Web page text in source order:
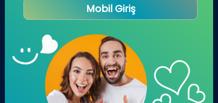
Mobil Giriş